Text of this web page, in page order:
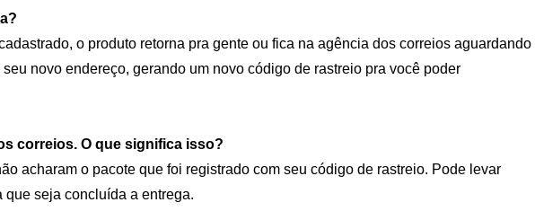
o produto retorna pra gente ou fica na agência dos correios aguardando
novo endereço, gerando um novo código de rastreio pra você poder
correios. O que significa isso?
acharam o pacote que foi registrado com seu código de rastreio. Pode levar
seja concluída a entrega.